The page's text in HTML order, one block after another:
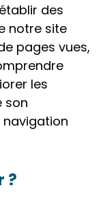
des
notre site
pages vues,
les
son
?